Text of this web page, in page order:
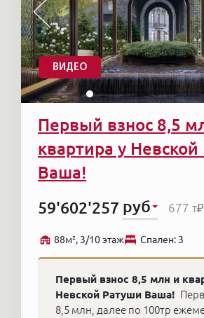
ВИДЕО
Первый взнос 8,5
квартира у
Ваша!
59'602'257 руб 677 т₽
88м², 3/10 этаж Cпален: 3
Первый взнос 8,5 млн и
Невской Ратуши Ваша!
8,5 млн, далее по 100тр